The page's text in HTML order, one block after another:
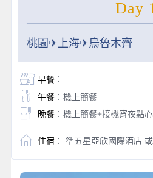
Day
桃園✈上海✈烏魯木齊
早餐：
午餐：機上簡餐
晚餐：機上簡餐+接機宵夜點
住宿 ： 準五星亞欣國際酒店